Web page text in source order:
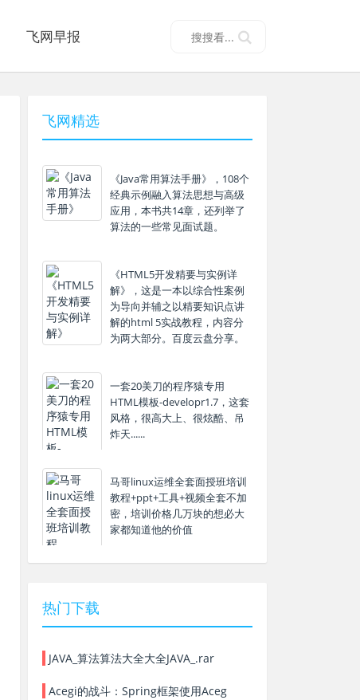
飞网早报
飞网精选
《Java常用算法手册》，108个
经典示例融入算法思想与高级
应用，本书共14章，还列举了
算法的一些常见面试题。
《HTML5开发精要与实例详
解》，这是一本以综合性案例
为导向并辅之以精要知识点讲
解的html 5实战教程，内容分
为两大部分。百度云盘分享。
一套20美刀的程序猿专用
HTML模板-developr1.7，这套
风格，很高大上、很炫酷、吊
炸天......
马哥linux运维全套面授班培训
教程+ppt+工具+视频全套不加
密，培训价格几万块的想必大
家都知道他的价值
热门下载
JAVA_算法算法大全大全JAVA_.rar
Acegi的战斗：Spring框架使用Aceg